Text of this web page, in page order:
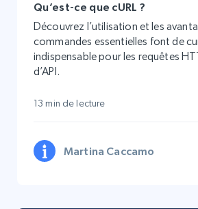
Qu’est-ce que cURL ?
Découvrez l’utilisation et les
commandes essentielles font de
indispensable pour les requêtes
d’API.
13 min de lecture
Martina Caccamo